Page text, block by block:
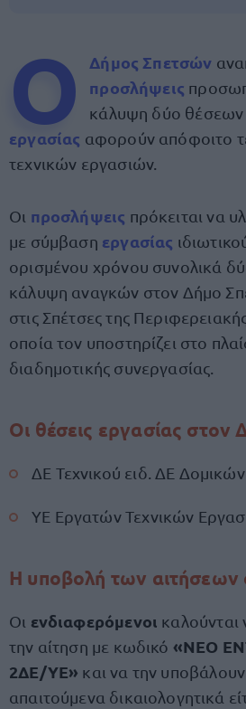
Ο Δήμος Σπετσών
προσλήψεις
κάλυψη δύο θέσεων
εργασίας αφορούν απόφοιτο
τεχνικών εργασιών.
Οι προσλήψεις πρόκειται να
με σύμβαση εργασίας
ορισμένου χρόνου συνολικά
κάλυψη αναγκών στον Δήμο
στις Σπέτσες της
οποία τον υποστηρίζει στο
διαδημοτικής συνεργασίας.
Οι θέσεις εργασίας
ΔΕ Τεχνικού ειδ. ΔΕ
ΥΕ Εργατών Τεχνικών
Η υποβολή των αιτήσεων
Οι ενδιαφερόμενοι
την αίτηση με κωδικό «ΝΕΟ
2ΔΕ/ΥΕ» και να την υποβάλουν
απαιτούμενα δικαιολογητικά